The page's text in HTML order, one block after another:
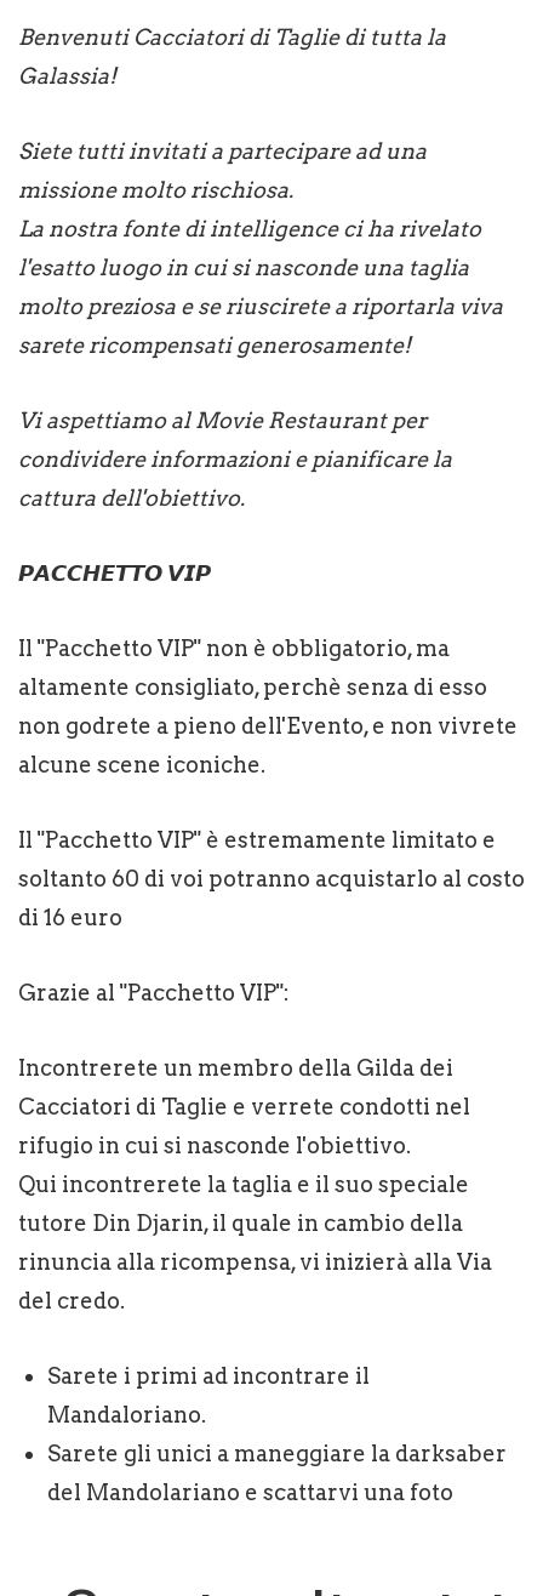
Benvenuti Cacciatori di Taglie di tutta la
Galassia!
Siete tutti invitati a partecipare ad una
missione molto rischiosa.
La nostra fonte di intelligence ci ha rivelato
l'esatto luogo in cui si nasconde una taglia
molto preziosa e se riuscirete a riportarla viva
sarete ricompensati generosamente!
Vi aspettiamo al Movie Restaurant per
condividere informazioni e pianificare la
cattura dell'obiettivo.
𝙋𝘼𝘾𝘾𝙃𝙀𝙏𝙏𝙊 𝙑𝙄𝙋
Il "Pacchetto VIP" non è obbligatorio, ma
altamente consigliato, perchè senza di esso
non godrete a pieno dell'Evento, e non vivrete
alcune scene iconiche.
Il "Pacchetto VIP" è estremamente limitato e
soltanto 60 di voi potranno acquistarlo al costo
di 16 euro
Grazie al "Pacchetto VIP":
Incontrerete un membro della Gilda dei
Cacciatori di Taglie e verrete condotti nel
rifugio in cui si nasconde l'obiettivo.
Qui incontrerete la taglia e il suo speciale
tutore Din Djarin, il quale in cambio della
rinuncia alla ricompensa, vi inizierà alla Via
del credo.
Sarete i primi ad incontrare il
Mandaloriano.
Sarete gli unici a maneggiare la darksaber
del Mandolariano e scattarvi una foto